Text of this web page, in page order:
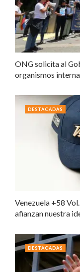
ONG solicita al
organismos
Venezuela +58
afianzan nuestra
DESTACADAS
DESTACADAS